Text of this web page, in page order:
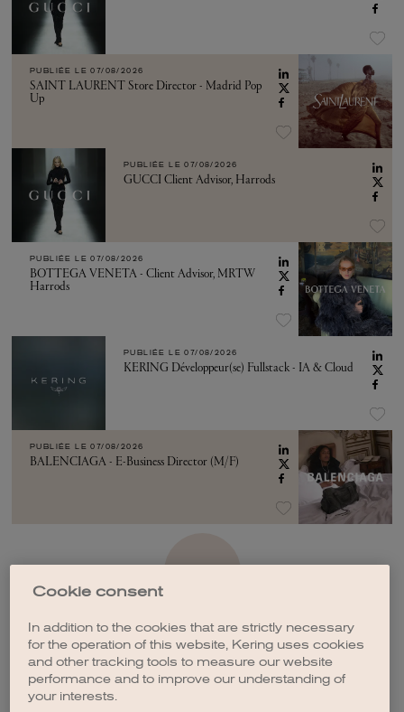
PUBLIÉE LE 07/08/2026
SAINT LAURENT Store Director - Madrid Pop
Up
PUBLIÉE LE 07/08/2026
GUCCI Client Advisor, Harrods
PUBLIÉE LE 07/08/2026
BOTTEGA VENETA - Client Advisor, MRTW
Harrods
PUBLIÉE LE 07/08/2026
KERING Développeur(se) Fullstack - IA & Cloud
PUBLIÉE LE 07/08/2026
BALENCIAGA - E-Business Director (M/F)
CRÉER UNE ALERTE
Cookie consent
In addition to the cookies that are strictly necessary
for the operation of this website, Kering uses cookies
and other tracking tools to measure our website
performance and to improve our understanding of
your interests.